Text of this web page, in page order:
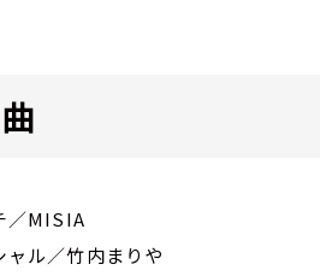
／MISIA
ャル／竹内まりや